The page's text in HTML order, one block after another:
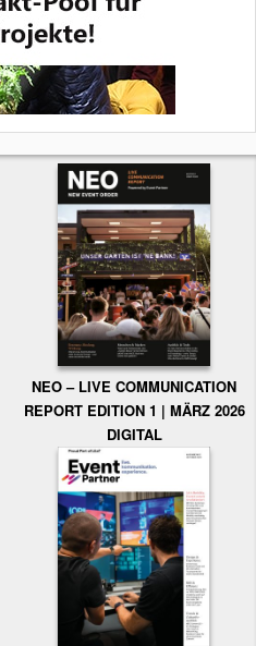
NEO – LIVE COMMUNICATION
REPORT EDITION 1 | MÄRZ 2026
DIGITAL